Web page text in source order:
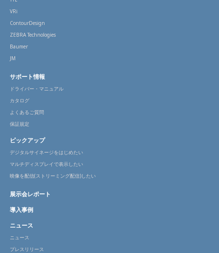
VRi
ContourDesign
ZEBRA Technologies
Baumer
JM
サポート情報
ドライバー・マニュアル
カタログ
よくあるご質問
保証規定
ピックアップ
デジタルサイネージをはじめたい
マルチディスプレイで表示したい
映像を配信(ストリーミング配信)したい
展示会レポート
導入事例
ニュース
ニュース
プレスリリース